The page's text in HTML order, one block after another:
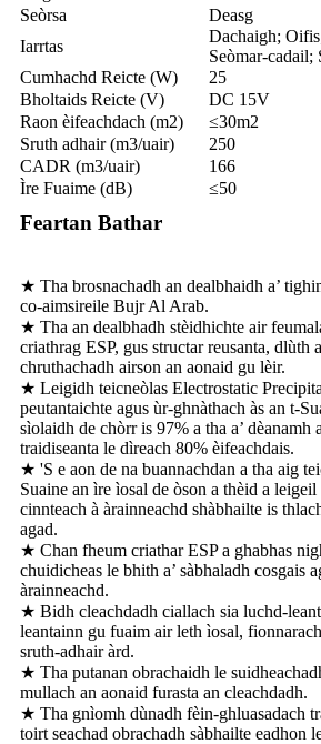
Seòrsa
Deasg
Iarrtas
Dachaigh;
Seòmar-cadail;
Cumhachd Reicte (W)
25
Bholtaids Reicte (V)
DC 15V
Raon èifeachdach (m2)
≤30m2
Sruth adhair (m3/uair)
250
CADR (m3/uair)
166
Ìre Fuaime (dB)
≤50
Feartan Bathar
★ Tha brosnachadh an dealbhaidh a’
co-aimsireile Bujr Al Arab.
★ Tha an dealbhadh stèidhichte air
criathrag ESP, gus structar reusanta, dlùth
chruthachadh airson an aonaid gu lèir.
★ Leigidh teicneòlas Electrostatic
peutantaichte agus ùr-ghnàthach às an t-
sìolaidh de chòrr is 97% a tha a’ dèanamh
traidiseanta le dìreach 80% èifeachdais.
★ 'S e aon de na buannachdan a tha aig
Suaine an ìre ìosal de òson a thèid a
cinnteach à àrainneachd shàbhailte is
agad.
★ Chan fheum criathar ESP a ghabhas
chuidicheas le bhith a’ sàbhaladh cosgais
àrainneachd.
★ Bidh cleachdadh ciallach sia luchd-
leantainn gu fuaim air leth ìosal,
sruth-adhair àrd.
★ Tha putanan obrachaidh le
mullach an aonaid furasta an cleachdadh.
★ Tha gnìomh dùnadh fèin-ghluasadach
toirt seachad obrachadh sàbhailte eadhon